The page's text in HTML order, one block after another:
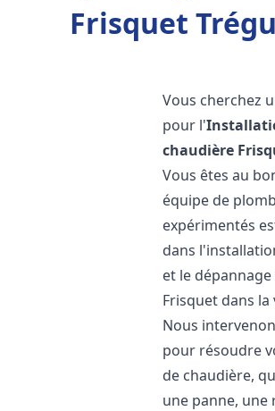
Frisquet
Vous cherchez
pour l'
chaudière
Vous êtes au
équipe de
expérimentés
dans
et le
Frisquet dans
Nous
pour résoudre
de chaudière,
une panne,